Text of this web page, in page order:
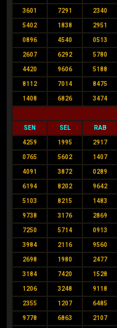
3601 7291 2340
5402 1838 2951
0896 4540 0513
2607 6292 5780
4420 9606 5188
8112 7014 8475
1408 6826 3474
SEN SEL RAB
4259 1995 2917
0765 5602 1407
4091 3872 0289
6194 8202 9642
5103 8215 1483
9738 3176 2869
7250 5714 0913
3984 2116 9560
2698 1980 2477
3184 7420 1528
1206 3248 9118
2355 1207 6485
9778 6863 2107